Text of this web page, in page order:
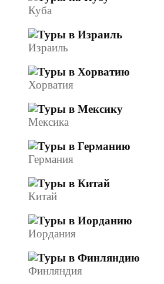
Куба
Израиль
Хорватия
Мексика
Германия
Китай
Иордания
Финляндия